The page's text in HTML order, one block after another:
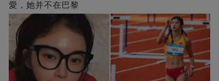
愛，她并不在巴黎